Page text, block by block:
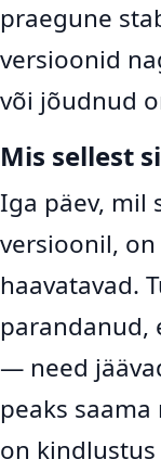
praegune
versioonid
või jõudnud
Mis sellest
Iga päev, mil
versioonil,
haavatavad.
parandanud,
— need
peaks
on